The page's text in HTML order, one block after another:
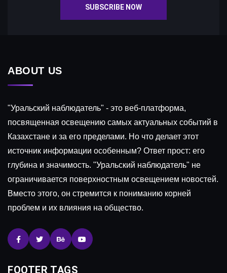
SUBSCRIBE NOW
ABOUT US
"Уральский наблюдатель" - это веб-платформа,
посвященная освещению самых актуальных событий в
Казахстане и за его пределами. Но что делает этот
источник информации особенным? Ответ прост: его
глубина и значимость. "Уральский наблюдатель" не
ограничивается поверхностным освещением новостей.
Вместо этого, он стремится к пониманию корней
проблем и их влияния на общество.
FOOTER TAGS